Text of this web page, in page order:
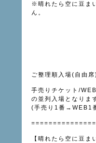
※晴れたら空に豆ま
ん。
ご整理順入場(自由席
手売りチケット/
の並列入場となりま
(手売り1番
【晴れたら空に豆ま